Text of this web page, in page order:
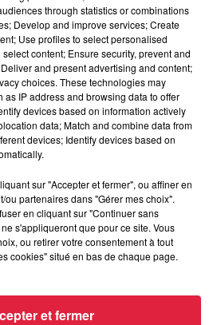
Colmar.
à 14h08 - Modifié : 19
infos sur la venue du
à Metz en septembre
through statistics or combinations
Develop and improve services; Create
Use profiles to select personalised
content; Ensure security, prevent and
and present advertising and content;
choices. These technologies may
as IP address and browsing data to offer
devices based on information actively
data; Match and combine data from
devices; Identify devices based on
sur "Accepter et fermer", ou affiner en
partenaires dans "Gérer mes choix".
en cliquant sur "Continuer sans
s'appliqueront que pour ce site. Vous
ou retirer votre consentement à tout
cookies" situé en bas de chaque page.
et fermer